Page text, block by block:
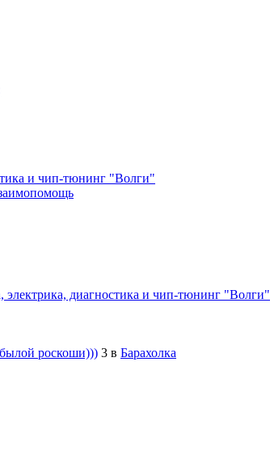
и чип-тюнинг "Волги"
электрика, диагностика и чип-тюнинг "Волги"
роскоши))) 3 в Барахолка